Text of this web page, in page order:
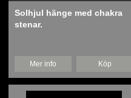
Solhjul hänge med chakra
stenar.
Mer info Köp